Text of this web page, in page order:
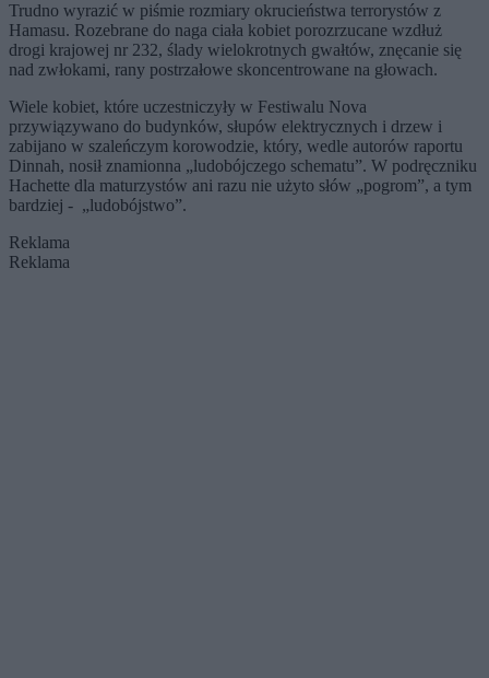
Trudno wyrazić w piśmie rozmiary okrucieństwa terrorystów z
Hamasu. Rozebrane do naga ciała kobiet porozrzucane wzdłuż
drogi krajowej nr 232, ślady wielokrotnych gwałtów, znęcanie się
nad zwłokami, rany postrzałowe skoncentrowane na głowach.
Wiele kobiet, które uczestniczyły w Festiwalu Nova
przywiązywano do budynków, słupów elektrycznych i drzew i
zabijano w szaleńczym korowodzie, który, wedle autorów raportu
Dinnah, nosił znamionna „ludobójczego schematu”. W podręczniku
Hachette dla maturzystów ani razu nie użyto słów „pogrom”, a tym
bardziej - „ludobójstwo”.
Reklama
Reklama